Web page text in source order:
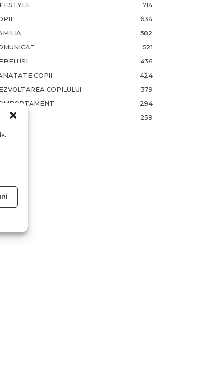
714
634
582
521
436
COPII
424
COPILULUI
379
294
259